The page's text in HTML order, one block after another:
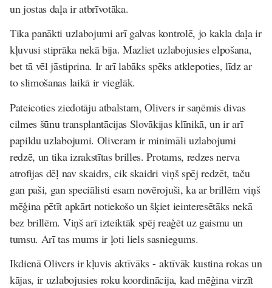
un jostas daļa ir atbrīvotāka.
Tika panākti uzlabojumi arī galvas kontrolē, jo kakla daļa ir
kļuvusi stiprāka nekā bija. Mazliet uzlabojusies elpošana,
bet tā vēl jāstiprina. Ir arī labāks spēks atklepoties, līdz ar
to slimošanas laikā ir vieglāk.
Pateicoties ziedotāju atbalstam, Olivers ir saņēmis divas
cilmes šūnu transplantācijas Slovākijas klīnikā, un ir arī
papildu uzlabojumi. Oliveram ir minimāli uzlabojumi
redzē, un tika izrakstītas brilles. Protams, redzes nerva
atrofijas dēļ nav skaidrs, cik skaidri viņš spēj redzēt, taču
gan paši, gan speciālisti esam novērojuši, ka ar brillēm viņš
mēģina pētīt apkārt notiekošo un šķiet ieinteresētāks nekā
bez brillēm. Viņš arī izteiktāk spēj reaģēt uz gaismu un
tumsu. Arī tas mums ir ļoti liels sasniegums.
Ikdienā Olivers ir kļuvis aktīvāks - aktīvāk kustina rokas un
kājas, ir uzlabojusies roku koordinācija, kad mēģina virzīt